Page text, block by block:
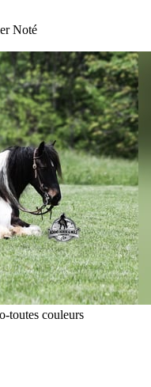
Noté
toutes couleurs